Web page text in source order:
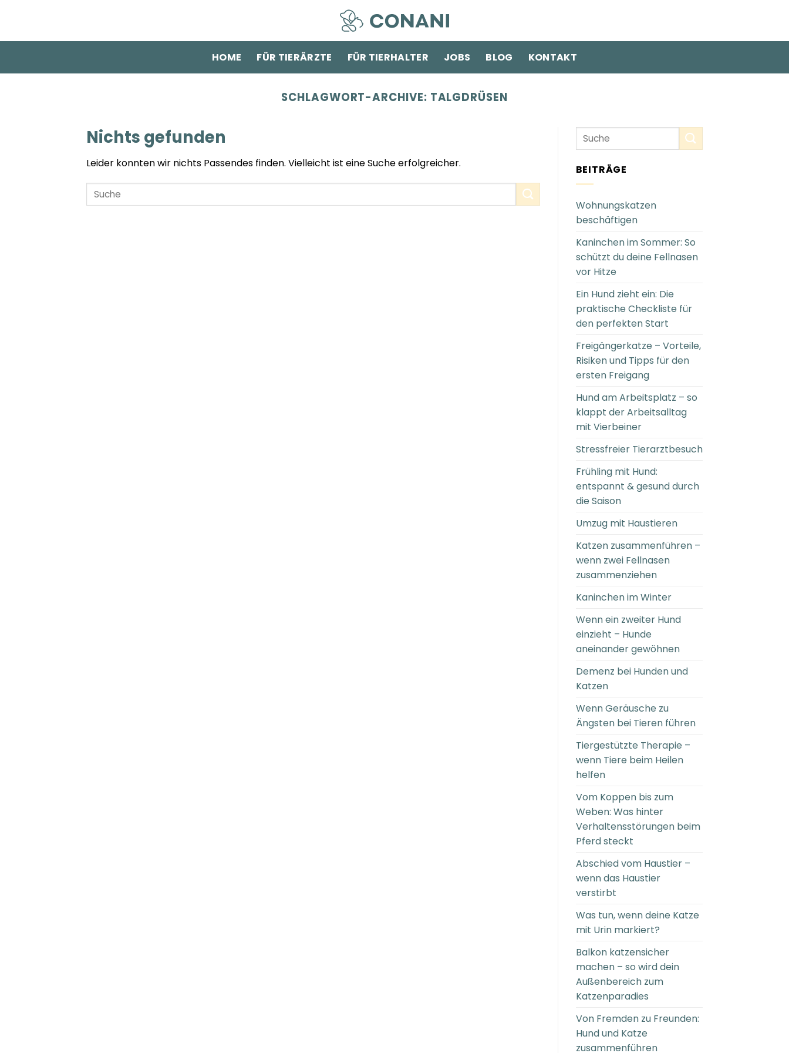
HOME
FÜR TIERÄRZTE FÜR TIERHALTER JOBS BLOG KONTAKT
SCHLAGWORT-ARCHIVE: TALGDRÜSEN
Nichts gefunden
Leider konnten wir nichts Passendes finden. Vielleicht ist eine Suche erfolgreicher. BEITRÄGE
Wohnungskatzen
beschäftigen
Kaninchen im Sommer: So
schützt du deine Fellnasen
vor Hitze
Ein Hund zieht ein: Die
praktische Checkliste für
den perfekten Start
Freigängerkatze – Vorteile,
Risiken und Tipps für den
ersten Freigang
Hund am Arbeitsplatz – so
klappt der Arbeitsalltag
mit Vierbeiner
Stressfreier Tierarztbesuch
Frühling mit Hund:
entspannt & gesund durch
die Saison
Umzug mit Haustieren
Katzen zusammenführen –
wenn zwei Fellnasen
zusammenziehen
Kaninchen im Winter
Wenn ein zweiter Hund
einzieht – Hunde
aneinander gewöhnen
Demenz bei Hunden und
Katzen
Wenn Geräusche zu
Ängsten bei Tieren führen
Tiergestützte Therapie –
wenn Tiere beim Heilen
helfen
Vom Koppen bis zum
Weben: Was hinter
Verhaltensstörungen beim
Pferd steckt
Abschied vom Haustier –
wenn das Haustier
verstirbt
Was tun, wenn deine Katze
mit Urin markiert?
Balkon katzensicher
machen – so wird dein
Außenbereich zum
Katzenparadies
Von Fremden zu Freunden:
Hund und Katze
zusammenführen